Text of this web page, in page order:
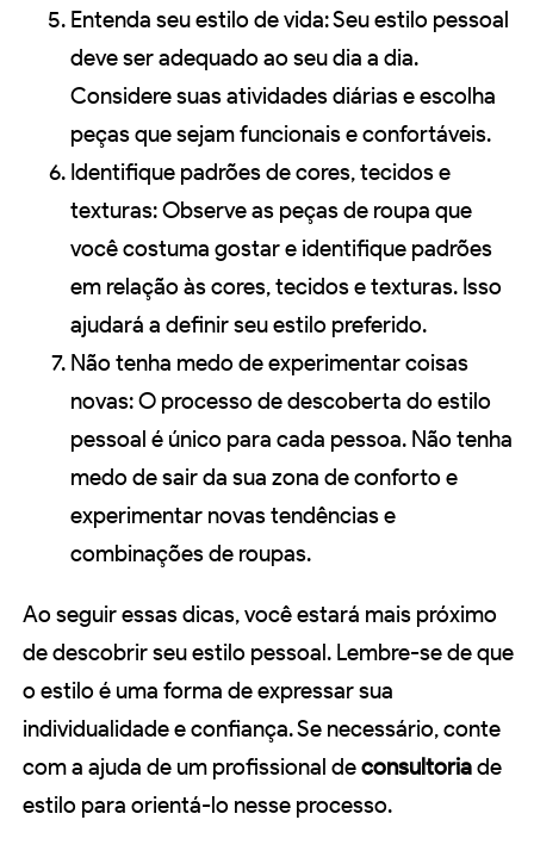
Entenda seu estilo de vida: Seu estilo pessoal
deve ser adequado ao seu dia a dia.
Considere suas atividades diárias e escolha
peças que sejam funcionais e confortáveis.
Identifique padrões de cores, tecidos e
texturas: Observe as peças de roupa que
você costuma gostar e identifique padrões
em relação às cores, tecidos e texturas. Isso
ajudará a definir seu estilo preferido.
Não tenha medo de experimentar coisas
novas: O processo de descoberta do estilo
pessoal é único para cada pessoa. Não tenha
medo de sair da sua zona de conforto e
experimentar novas tendências e
combinações de roupas.
Ao seguir essas dicas, você estará mais próximo
de descobrir seu estilo pessoal. Lembre-se de que
o estilo é uma forma de expressar sua
individualidade e confiança. Se necessário, conte
com a ajuda de um profissional deconsultoriade
estilo para orientá-lo nesse processo.